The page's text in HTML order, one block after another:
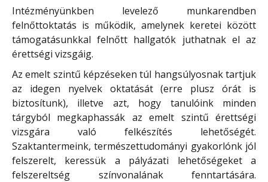
Intézményünkben levelező munkarendben
felnőttoktatás is működik, amelynek keretei között
támogatásunkkal felnőtt hallgatók juthatnak el az
érettségi vizsgáig.
Az emelt szintű képzéseken túl hangsúlyosnak tartjuk
az idegen nyelvek oktatását (erre plusz órát is
biztosítunk), illetve azt, hogy tanulóink minden
tárgyból megkaphassák az emelt szintű érettségi
vizsgára való felkészítés lehetőségét.
Szaktantermeink, természettudományi gyakorlónk jól
felszerelt, keressük a pályázati lehetőségeket a
felszereltség színvonalának fenntartására.